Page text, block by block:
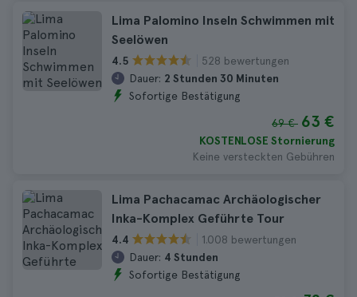
Lima Palomino Inseln Schwimmen mit
Seelöwen
4.5
528 bewertungen
Dauer: 2 Stunden 30 Minuten
Sofortige Bestätigung
69 € 63 €
KOSTENLOSE Stornierung
Keine versteckten Gebühren
Lima Pachacamac Archäologischer
Inka-Komplex Geführte Tour
4.4
1.008 bewertungen
Dauer: 4 Stunden
Sofortige Bestätigung